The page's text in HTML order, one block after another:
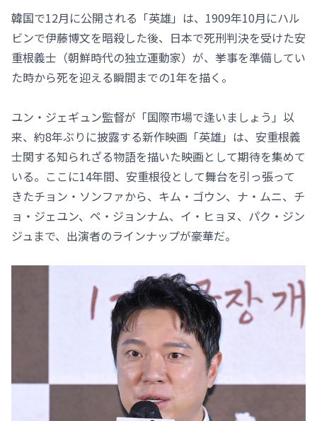
韓国で12月に公開される「英雄」は、1909年10月にハル
ビンで伊藤博文を暗殺した後、日本で死刑判決を受けた安
重根義士（朝鮮時代の独立運動家）が、挙事を準備してい
た時から死を迎える瞬間までの1年を描く。
ユン・ジェギュン監督が「国際市場で逢いましょう」以
来、約8年ぶりに披露する新作映画「英雄」は、安重根義
士関する知られざる物語を描いた映画として期待を集めて
いる。ここに14年間、安重根役として舞台を引っ張って
きたチョン・ソンファから、キム・ゴウン、ナ・ムニ、チ
ョ・ジェユン、ペ・ジョンナム、イ・ヒョヌ、パク・ジン
ジュまで、出演者のラインナップが豪華だ。